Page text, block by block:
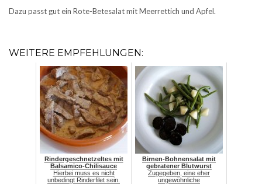
Dazu passt gut ein Rote-Betesalat mit Meerrettich und Apfel.
WEITERE EMPFEHLUNGEN:
Rindergeschnetzeltes mit
Balsamico-Chilisauce
Hierbei muss es nicht
unbedingt Rinderfilet sein.
Birnen-Bohnensalat mit
gebratener Blutwurst
Zugegeben, eine eher
ungewöhnliche